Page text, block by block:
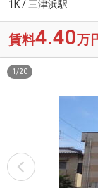
1K / 三津浜駅
賃料4.40万
1 /20